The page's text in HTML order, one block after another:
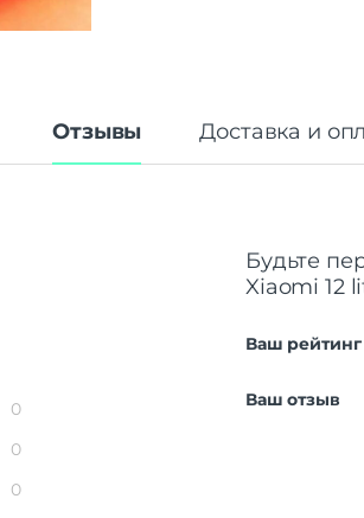
Отзывы Доставка и
0
0
0
Будьте
Xiaomi 12
Ваш рейтинг
Ваш отзыв